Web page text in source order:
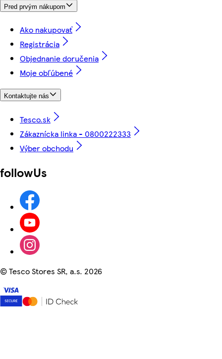
Pred prvým nákupom
Ako nakupovať
Registrácia
Objednanie doručenia
Moje obľúbené
Kontaktujte nás
Tesco.sk
Zákaznícka linka - 0800222333
Výber obchodu
followUs
©Tesco Stores SR, a.s. 2026